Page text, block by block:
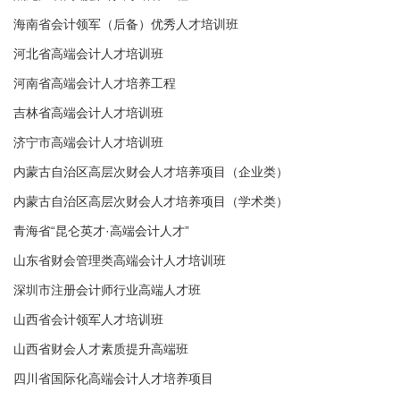
海南省会计领军（后备）优秀人才培训班
河北省高端会计人才培训班
河南省高端会计人才培养工程
吉林省高端会计人才培训班
济宁市高端会计人才培训班
内蒙古自治区高层次财会人才培养项目（企业类）
内蒙古自治区高层次财会人才培养项目（学术类）
青海省“昆仑英才·高端会计人才”
山东省财会管理类高端会计人才培训班
深圳市注册会计师行业高端人才班
山西省会计领军人才培训班
山西省财会人才素质提升高端班
四川省国际化高端会计人才培养项目